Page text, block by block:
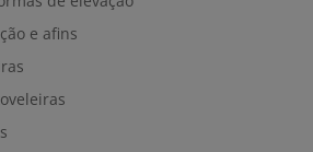
e afins